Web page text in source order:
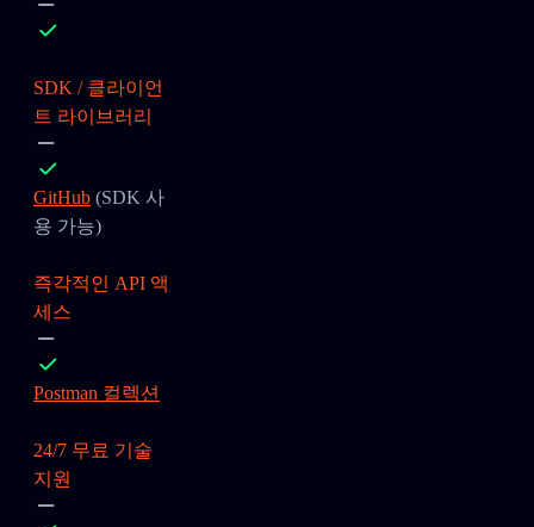
SDK / 클라이언
트 라이브러리
GitHub (SDK 사
용 가능)
즉각적인 API 액
세스
Postman 컬렉션
24/7 무료 기술
지원